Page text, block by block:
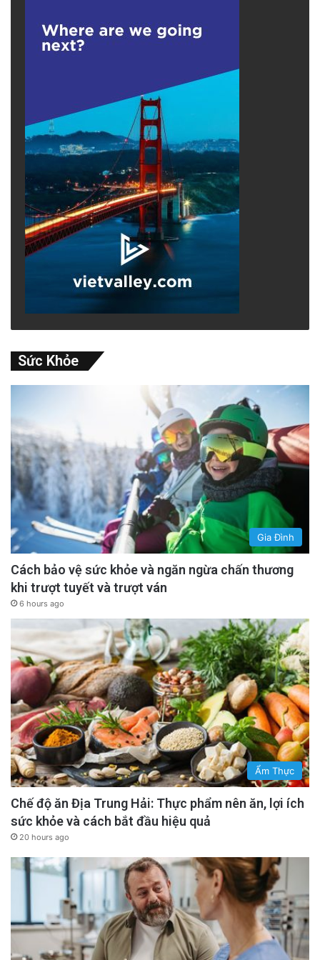
Các nhà quan sá
Chính phủ Việt Nam hiện đang nhắm tớ
nhà hoạt động phi truyền thống như các nhà
hoạt động khí hậu, giám đốc tổ chức phi chính
phủ và luật sư nhân quyền.
Bất kỳ cá nhân hoặc nhóm nào thúc đẩy chủ
nghĩa đa nguyên chính trị thông qua nghiên
cứu chính sách và hoạt động tích cực – d
ý hay không – đều có thể sớm trở thành mục
tiêu bị nhà nước đàn áp,” Dự án 88 nói trong
báo cáo.
Sách nhiễu người hoạt động và thân nhân
Báo cáo nói người hoạt động nhân quyền và
gia đình của họ đã phải chịu nhiều hành vi
quấy rối tâm lý, xã hội, thể chất và kinh tế vào
năm 2022. Mặc dù phương thức đàn áp, địa
điểm và thủ phạm của hành vi quấy rối này
khác nhau, nhưng họ có thể có chung một
mục đích là đàn áp, làm im lặng, cô lập và làm
mất uy tín của các nhà hoạt động cũng như
mạng lưới hỗ trợ của họ.
nhiều lần triệu tập bà Trịnh Thị Nhung, vợ của
nhà hoạt động Bùi Văn Thuận- người bị kết án
tám năm tù giam về tội danh “tuyên truyền
chống nhà nước.” Công an đe doạ sẽ bắt nếu
Sức Khỏe
Gia Đình
Cách bảo vệ sức khỏe và ngăn ngừa chấn thương
khi trượt tuyết và trượt ván
6 hours ago
Ẩm Thực
Chế độ ăn Địa Trung Hải: Thực phẩm nên ăn, lợi ích
sức khỏe và cách bắt đầu hiệu quả
20 hours ago